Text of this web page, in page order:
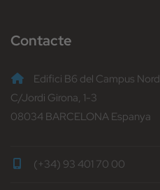
Contacte
Edifici B6 del Campus Nord
C/Jordi Girona, 1-3
08034 BARCELONA Espanya
(+34) 93 401 70 00